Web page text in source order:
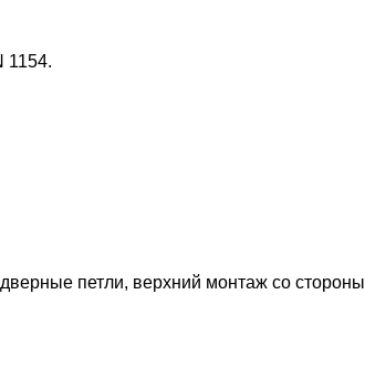
1154.
петли, верхний монтаж со стороны